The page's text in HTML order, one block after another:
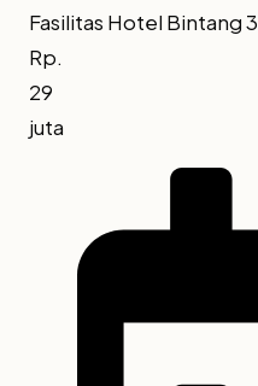
Fasilitas Hotel Bintang 3
Rp.
29
juta